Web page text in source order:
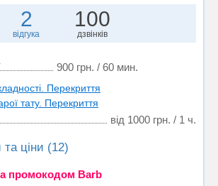
2
відгука
100
дзвінків
900 грн. / 60 мин.
Перекриття
тату. Перекриття
від 1000 грн. / 1 ч.
ціни (12)
промокодом Barb